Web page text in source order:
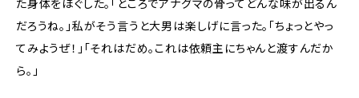
た身体をほぐした。「ところでアナグマの骨ってどんな味が出るん
だろうね。」私がそう言うと大男は楽しげに言った。「ちょっとやっ
てみようぜ！」「それはだめ。これは依頼主にちゃんと渡すんだか
ら。」